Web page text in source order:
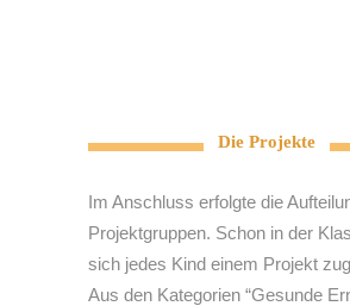
Die Projekte
Im Anschluss erfolgte die
Projektgruppen. Schon in der
sich jedes Kind einem Projekt
Aus den Kategorien “Gesunde